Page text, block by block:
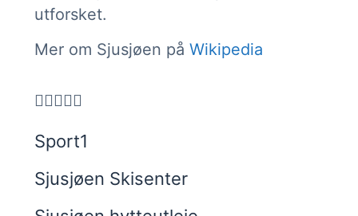
utforsket.
Mer om Sjusjøen på Wikipedia

Sport1
Sjusjøen Skisenter